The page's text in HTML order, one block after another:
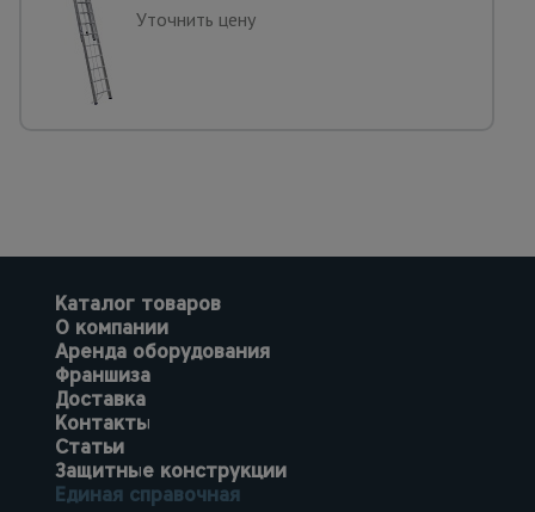
Уточнить цену
Каталог товаров
О компании
Аренда оборудования
Франшиза
Доставка
Контакты
Статьи
Защитные конструкции
Единая справочная